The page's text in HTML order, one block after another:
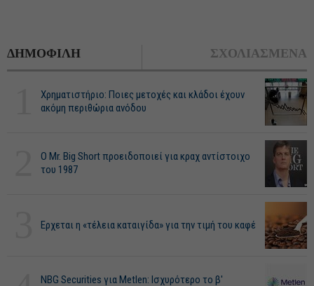
ΔΗΜΟΦΙΛΗ ΣΧΟΛΙΑΣΜΕΝΑ
Χρηματιστήριο: Ποιες μετοχές και κλάδοι έχουν
ακόμη περιθώρια ανόδου
O Mr. Big Short προειδοποιεί για κραχ αντίστοιχο
του 1987
Ερχεται η «τέλεια καταιγίδα» για την τιμή του καφέ
NBG Securities για Metlen: Ισχυρότερο το β'